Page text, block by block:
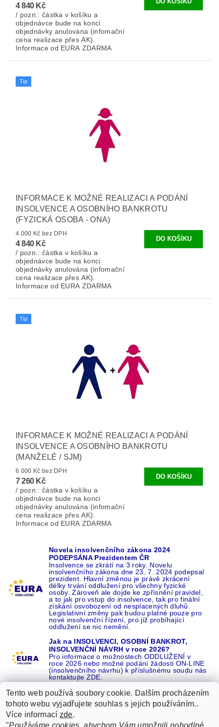
4 840 Kč
/ pozn.: částka v košíku a
objednávce bude na konci
objednávky anulována (infomační
cena realizace přes AK).
Informace od EURA ZDARMA
Tip
INFORMACE K MOŽNÉ REALIZACI A PODÁNÍ
INSOLVENCE A OSOBNÍHO BANKROTU
(FYZICKÁ OSOBA - ONA)
4 000 Kč bez DPH
4 840 Kč
/ pozn.: částka v košíku a
objednávce bude na konci
objednávky anulována (infomační
cena realizace přes AK).
Informace od EURA ZDARMA
Tip
INFORMACE K MOŽNÉ REALIZACI A PODÁNÍ
INSOLVENCE A OSOBNÍHO BANKROTU
(MANŽELÉ / SJM)
6 000 Kč bez DPH
7 260 Kč
/ pozn.: částka v košíku a
objednávce bude na konci
objednávky anulována (infomační
cena realizace přes AK).
Informace od EURA ZDARMA
Novela insolvenčního zákona 2024
PODEPSÁNA Prezidentem ČR
Insolvence se zkrátí na 3 roky. Novelu
insolvenčního zákona dne 23. 7. 2024 podepsal
prezident. Hlavní změnou je právě zkrácení
délky trvání oddlužení pro všechny fyzické
osoby. Zároveň ale dojde ke zpřísnění pravidel,
a to jak pro vstup do insolvence, tak pro finální
získání osvobození od nesplacených dluhů.
Legislativní změny pak budou platné pouze pro
nové insolvenční řízení, pro již probíhající
oddlužení se nic nemění.
Jak na INSOLVENCI, OSOBNÍ BANKROT,
INSOLVENČNÍ NÁVRH v roce 2026?
Pro informace o možnostech ODDLUŽENÍ v
roce 2026 nebo možné podání žádosti ON-LINE
(insolvenčního návrhu) k příslušnému soudu nás
kontaktujte ZDE.
Recenze o NÁS na GOOGLE 16 let REFERENCÍ v celé ČR |
Tento web používá soubory cookie. Dalším procházením
tohoto webu vyjadřujete souhlas s jejich používáním..
Více informací zde.
"Používáme cookies, abychom Vám umožnili pohodlné